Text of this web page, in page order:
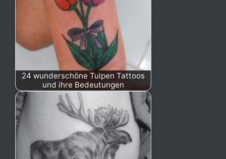
24 wunderschöne Tulpen Tattoos
und ihre Bedeutungen